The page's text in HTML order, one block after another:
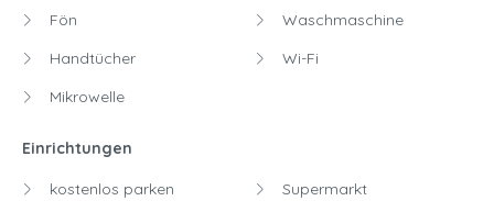
Fön
Handtücher
Mikrowelle
Waschmaschine
Wi-Fi
Einrichtungen
kostenlos parken
Supermarkt